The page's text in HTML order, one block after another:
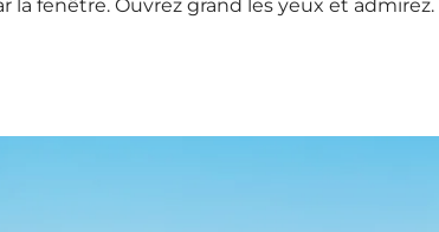
la fenêtre. Ouvrez grand les yeux et admirez.